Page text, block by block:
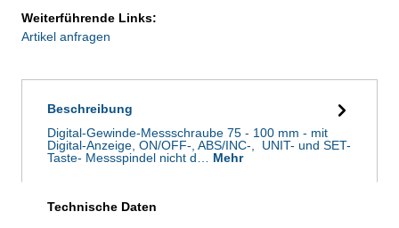
Weiterführende Links:
Artikel anfragen
Beschreibung
Digital-Gewinde-Messschraube 75 - 100 mm - mit
Digital-Anzeige, ON/OFF-, ABS/INC-, UNIT- und SET-
Taste- Messspindel nicht d… Mehr
Technische Daten